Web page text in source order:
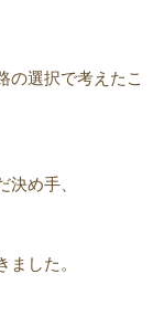
の選択で考えたこ
め手、
した。